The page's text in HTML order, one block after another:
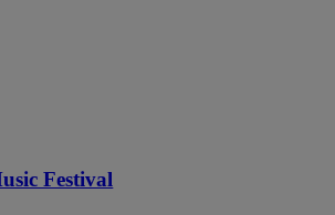
Festival